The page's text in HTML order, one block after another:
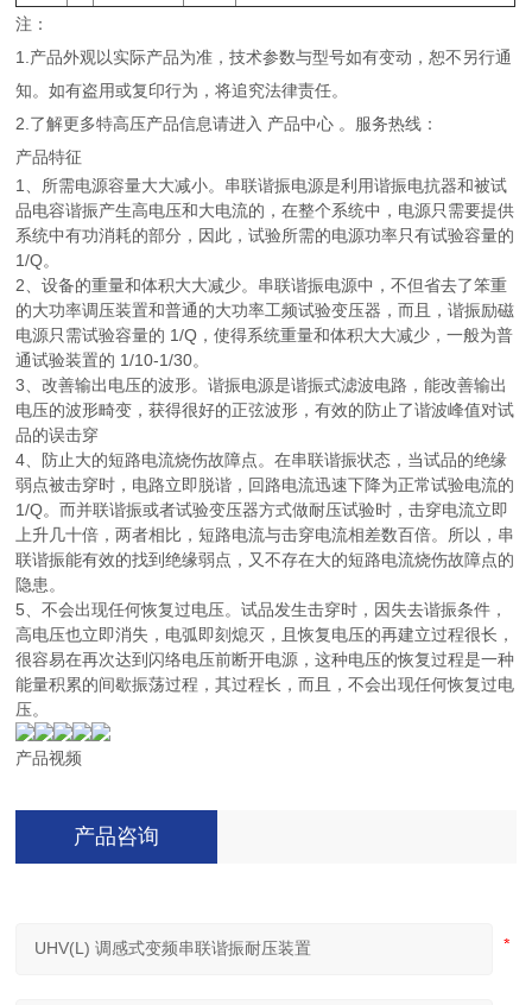
注：
1.产品外观以实际产品为准，技术参数与型号如有变动，恕不另行通
知。如有盗用或复印行为，将追究法律责任。
2.了解更多特高压产品信息请进入 产品中心 。服务热线：
产品特征
1、所需电源容量大大减小。串联谐振电源是利用谐振电抗器和被试
品电容谐振产生高电压和大电流的，在整个系统中，电源只需要提供
系统中有功消耗的部分，因此，试验所需的电源功率只有试验容量的
1/Q。
2、设备的重量和体积大大减少。串联谐振电源中，不但省去了笨重
的大功率调压装置和普通的大功率工频试验变压器，而且，谐振励磁
电源只需试验容量的 1/Q，使得系统重量和体积大大减少，一般为普
通试验装置的 1/10-1/30。
3、改善输出电压的波形。谐振电源是谐振式滤波电路，能改善输出
电压的波形畸变，获得很好的正弦波形，有效的防止了谐波峰值对试
品的误击穿
4、防止大的短路电流烧伤故障点。在串联谐振状态，当试品的绝缘
弱点被击穿时，电路立即脱谐，回路电流迅速下降为正常试验电流的
1/Q。而并联谐振或者试验变压器方式做耐压试验时，击穿电流立即
上升几十倍，两者相比，短路电流与击穿电流相差数百倍。所以，串
联谐振能有效的找到绝缘弱点，又不存在大的短路电流烧伤故障点的
隐患。
5、不会出现任何恢复过电压。试品发生击穿时，因失去谐振条件，
高电压也立即消失，电弧即刻熄灭，且恢复电压的再建立过程很长，
很容易在再次达到闪络电压前断开电源，这种电压的恢复过程是一种
能量积累的间歇振荡过程，其过程长，而且，不会出现任何恢复过电
压。
产品视频
产品咨询